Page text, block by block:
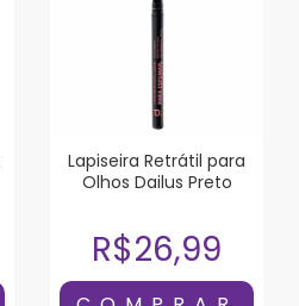
Lapiseira Retrátil para
Olhos Dailus Preto
R$26,99